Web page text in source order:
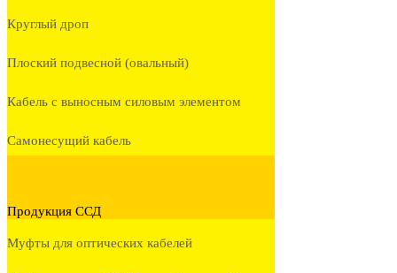
Круглый дроп
Плоский подвесной (овальный)
Кабель с выносным силовым элементом
Самонесущий кабель
Продукция ССД
Муфты для оптических кабелей